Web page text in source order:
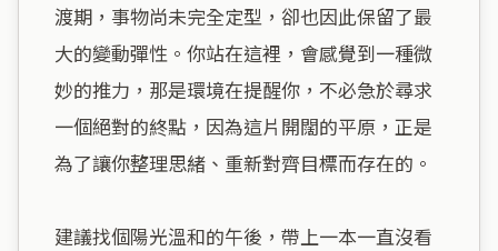
渡期，事物尚未完全定型，卻也因此保留了最
大的變動彈性。你站在這裡，會感覺到一種微
妙的推力，那是環境在提醒你，不必急於尋求
一個絕對的終點，因為這片開闊的平原，正是
為了讓你整理思緒、重新對齊目標而存在的。
建議找個陽光溫和的午後，帶上一本一直沒看